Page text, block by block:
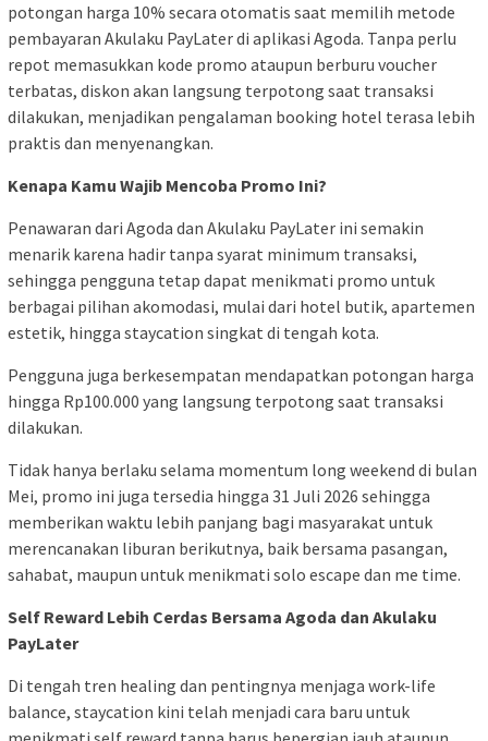
potongan harga 10% secara otomatis saat memilih metode
pembayaran Akulaku PayLater di aplikasi Agoda. Tanpa perlu
repot memasukkan kode promo ataupun berburu voucher
terbatas, diskon akan langsung terpotong saat transaksi
dilakukan, menjadikan pengalaman booking hotel terasa lebih
praktis dan menyenangkan.
Kenapa Kamu Wajib Mencoba Promo Ini?
Penawaran dari Agoda dan Akulaku PayLater ini semakin
menarik karena hadir tanpa syarat minimum transaksi,
sehingga pengguna tetap dapat menikmati promo untuk
berbagai pilihan akomodasi, mulai dari hotel butik, apartemen
estetik, hingga staycation singkat di tengah kota.
Pengguna juga berkesempatan mendapatkan potongan harga
hingga Rp100.000 yang langsung terpotong saat transaksi
dilakukan.
Tidak hanya berlaku selama momentum long weekend di bulan
Mei, promo ini juga tersedia hingga 31 Juli 2026 sehingga
memberikan waktu lebih panjang bagi masyarakat untuk
merencanakan liburan berikutnya, baik bersama pasangan,
sahabat, maupun untuk menikmati solo escape dan me time.
Self Reward Lebih Cerdas Bersama Agoda dan Akulaku
PayLater
Di tengah tren healing dan pentingnya menjaga work-life
balance, staycation kini telah menjadi cara baru untuk